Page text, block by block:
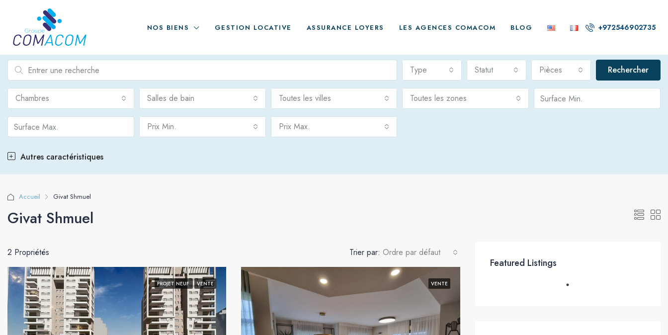
NOS BIENS GESTION LOCATIVE ASSURANCE LOYERS LES AGENCES COMACOM BLOG +972546902735
Type Statut Pièces Rechercher
Chambres Salles de bain Toutes les villes Toutes les zones
Prix Min. Prix Max.
Autres caractéristiques
Accueil Givat Shmuel
Givat Shmuel
2 Propriétés Trier par: Ordre par défaut
PROJET NEUF VENTE VENTE
Featured Listings